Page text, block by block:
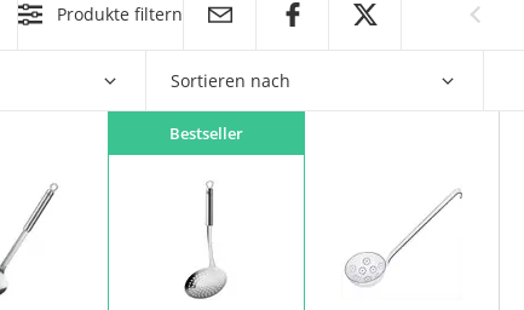
Produkte filtern
Sortieren nach
Bestseller